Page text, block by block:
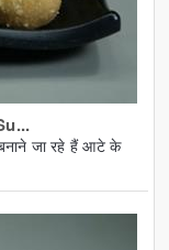
जा रहे हैं आटे के